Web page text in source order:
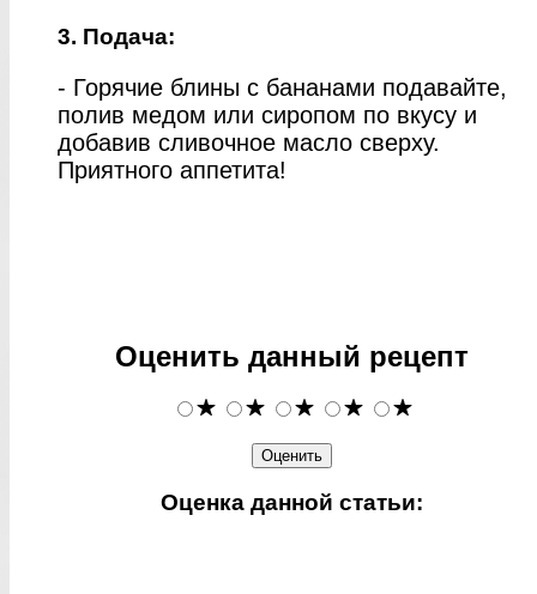
3. Подача:
- Горячие блины с бананами подавайте,
полив медом или сиропом по вкусу и
добавив сливочное масло сверху.
Приятного аппетита!
Оценить данный рецепт
Оценка данной статьи: